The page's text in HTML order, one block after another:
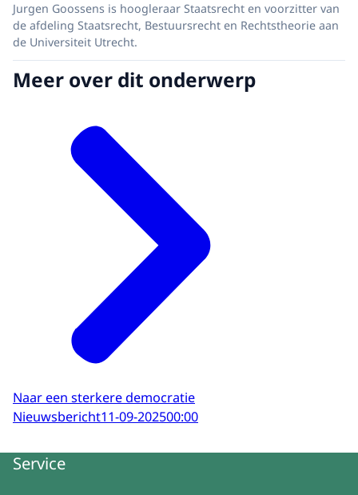
Jurgen Goossens is hoogleraar Staatsrecht en voorzitter van
de afdeling Staatsrecht, Bestuursrecht en Rechtstheorie aan
de Universiteit Utrecht.
Meer over dit onderwerp
Naar een sterkere democratie
Nieuwsbericht11-09-202500:00
Service